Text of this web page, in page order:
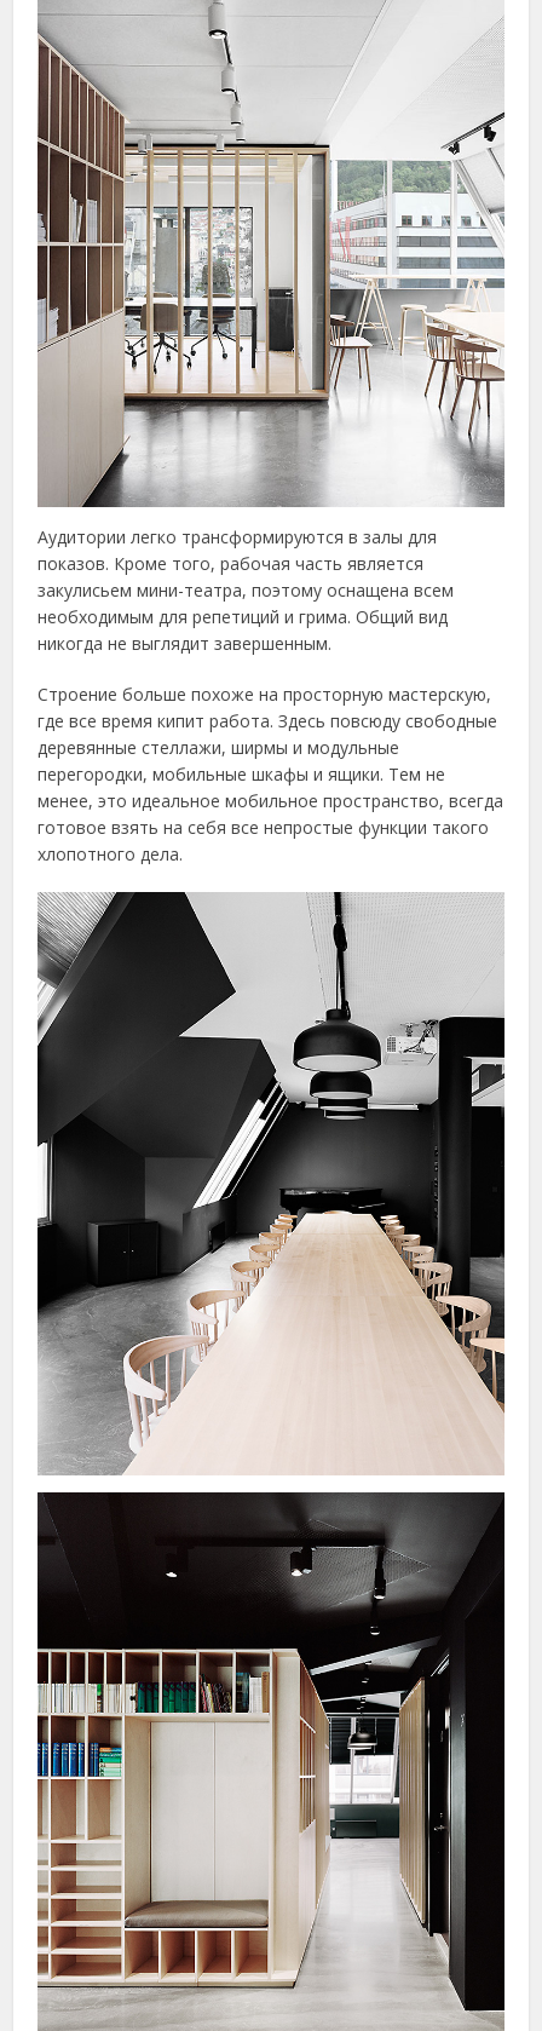
Аудитории легко трансформируются в залы для
показов. Кроме того, рабочая часть является
закулисьем мини-театра, поэтому оснащена всем
необходимым для репетиций и грима. Общий вид
никогда не выглядит завершенным.
Строение больше похоже на просторную мастерскую,
где все время кипит работа. Здесь повсюду свободные
деревянные стеллажи, ширмы и модульные
перегородки, мобильные шкафы и ящики. Тем не
менее, это идеальное мобильное пространство, всегда
готовое взять на себя все непростые функции такого
хлопотного дела.